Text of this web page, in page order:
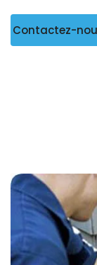
Contactez-